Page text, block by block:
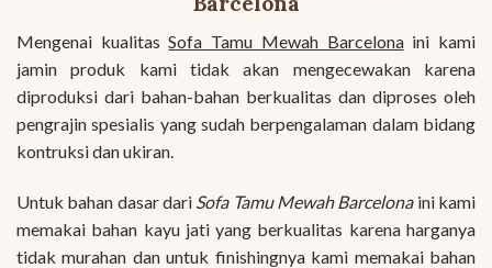
Mengenai kualitasSofa Tamu Mewah Barcelonaini kami
jamin produk kami tidak akan mengecewakan karena
diproduksi dari bahan-bahan berkualitas dan diproses oleh
pengrajin spesialis yang sudah berpengalaman dalam bidang
kontruksi dan ukiran.
Untuk bahan dasar dari Sofa Tamu Mewah Barcelonaini kami
memakai bahan kayu jati yang berkualitas karena harganya
tidak murahan dan untuk finishingnya kami memakai bahan